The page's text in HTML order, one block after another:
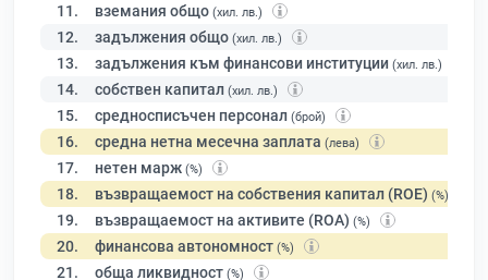
11. вземания общо (хил. лв.)
12. задължения общо (хил. лв.)
13. задължения към финансови институции (хил. лв.)
14. собствен капитал (хил. лв.)
15. средносписъчен персонал (брой)
16. средна нетна месечна заплата (лева)
17. нетен марж (%)
18. възвращаемост на собствения капитал (ROE) (%)
19. възвращаемост на активите (ROA) (%)
20. финансова автономност (%)
21. обща ликвидност (%)